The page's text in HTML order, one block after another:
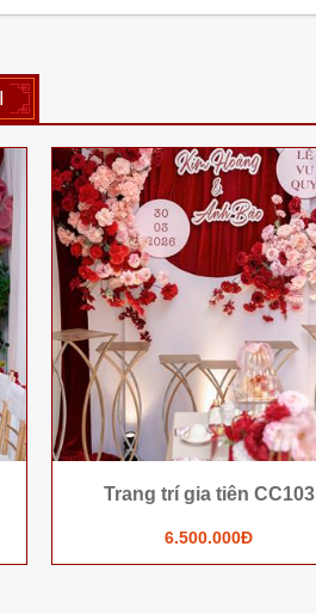
Trang trí gia tiên CC103
6.500.000Đ